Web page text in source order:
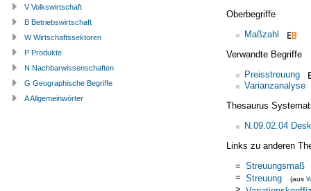
Oberbegriffe
Maßzahl
Verwandte Begriffe
Preisstreuung
Varianzanalyse
Thesaurus
N.09.02.04
Links zu anderen
= Streuungsmaß
= Streuung (aus
>
V Volkswirtschaft
B Betriebswirtschaft
W Wirtschaftssektoren
P Produkte
N Nachbarwissenschaften
G Geographische Begriffe
A Allgemeinwörter